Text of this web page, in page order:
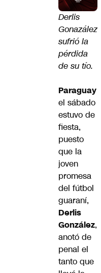
Derlis
Gonazález
sufrió la
pérdida
de su tío.
Paraguay
el sábado
estuvo de
fiesta,
puesto
que la
joven
promesa
del fútbol
guaraní,
Derlis
González,
anotó de
penal el
tanto que